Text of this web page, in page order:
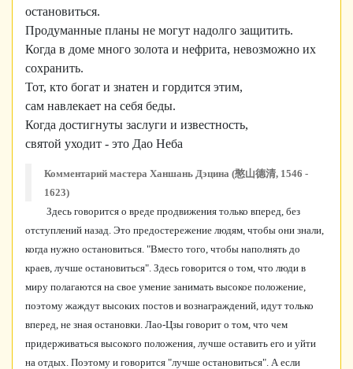
остановиться.
Продуманные планы не могут надолго защитить.
Когда в доме много золота и нефрита, невозможно их
сохранить.
Тот, кто богат и знатен и гордится этим,
сам навлекает на себя беды.
Когда достигнуты заслуги и известность,
святой уходит - это Дао Неба
Комментарий мастера Ханшань Дэцина (憨山德清, 1546 -
1623)
Здесь говорится о вреде продвижения только вперед, без
отступлений назад. Это предостережение людям, чтобы они знали,
когда нужно остановиться. "Вместо того, чтобы наполнять до
краев, лучше остановиться". Здесь говорится о том, что люди в
миру полагаются на свое умение занимать высокое положение,
поэтому жаждут высоких постов и вознаграждений, идут только
вперед, не зная остановки. Лао-Цзы говорит о том, что чем
придерживаться высокого положения, лучше оставить его и уйти
на отдых. Поэтому и говорится "лучше остановиться". А если